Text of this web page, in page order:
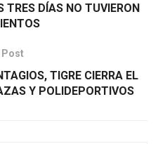
TRES DÍAS NO TUVIERON
Post
TIGRE CIERRA EL
Y POLIDEPORTIVOS